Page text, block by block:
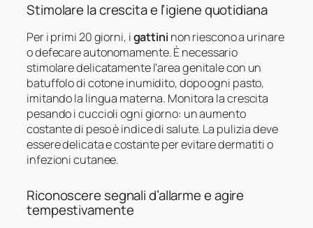
Stimolare la crescita e l’igiene quotidiana
Per i primi 20 giorni, igattini non riescono a urinare
o defecare autonomamente. È necessario
stimolare delicatamente l’area genitale con un
batuffolo di cotone inumidito, dopo ogni pasto,
imitando la lingua materna. Monitora la crescita
pesando i cuccioli ogni giorno: un aumento
costante di peso è indice di salute. La pulizia deve
essere delicata e costante per evitare dermatiti o
infezioni cutanee.
Riconoscere segnali d’allarme e agire
tempestivamente